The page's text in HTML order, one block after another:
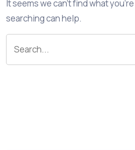
It seems we can’t find what
searching can help.